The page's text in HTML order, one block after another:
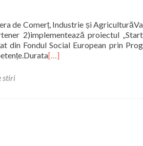
de Comerț, Industrie și
2)implementează proiectul
din Fondul Social European prin
[…]
stiri